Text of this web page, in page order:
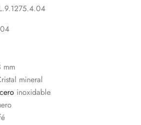
mm
mineral
inoxidable